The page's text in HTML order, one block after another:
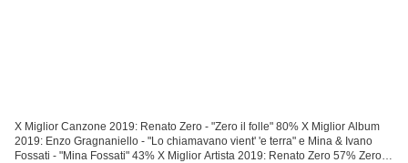
X Miglior Canzone 2019: Renato Zero - "Zero il folle" 80% X Miglior Album
2019: Enzo Gragnaniello - "Lo chiamavano vient' 'e terra" e Mina & Ivano
Fossati - "Mina Fossati" 43% X Miglior Artista 2019: Renato Zero 57% Zero il